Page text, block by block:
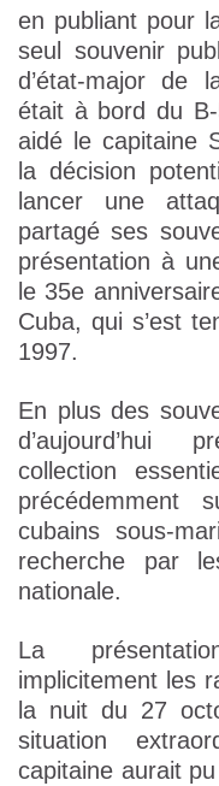
en publiant pour
seul souvenir
d’état-major de
était à bord du
aidé le capitaine
la décision
lancer une
partagé ses
présentation à
le 35e
Cuba, qui s’est
1997.
En plus des
d’aujourd’hui
collection
cubains sous-
recherche par
nationale.
La
implicitement les
la nuit du 27
situation
capitaine aurait